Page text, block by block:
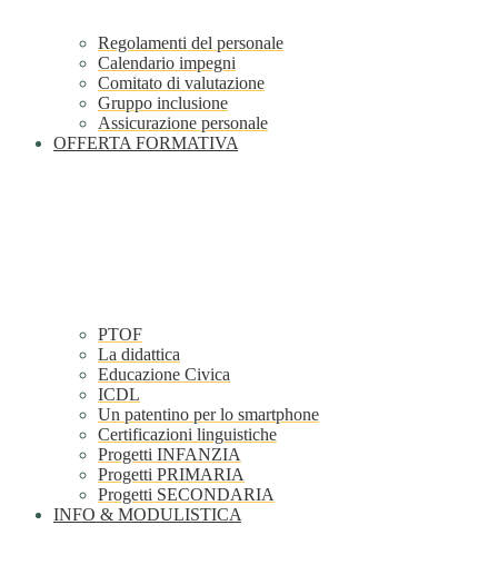
Regolamenti del personale
Calendario impegni
Comitato di valutazione
Gruppo inclusione
Assicurazione personale
OFFERTA FORMATIVA
PTOF
La didattica
Educazione Civica
ICDL
Un patentino per lo smartphone
Certificazioni linguistiche
Progetti INFANZIA
Progetti PRIMARIA
Progetti SECONDARIA
INFO & MODULISTICA